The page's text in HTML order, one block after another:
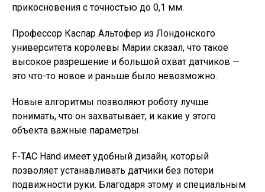
прикосновения с точностью до 0,1 мм.
Профессор Каспар Альтофер из Лондонского
университета королевы Марии сказал, что такое
высокое разрешение и большой охват датчиков —
это что-то новое и раньше было невозможно.
Новые алгоритмы позволяют роботу лучше
понимать, что он захватывает, и какие у этого
объекта важные параметры.
F-TAC Hand имеет удобный дизайн, который
позволяет устанавливать датчики без потери
подвижности руки. Благодаря этому и специальным